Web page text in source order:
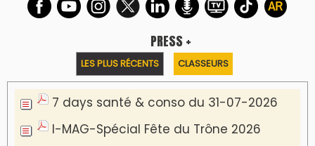
PRESS +
LES PLUS RÉCENTS CLASSEURS
7 days santé & conso du 31-07-2026
I-MAG-Spécial Fête du Trône 2026